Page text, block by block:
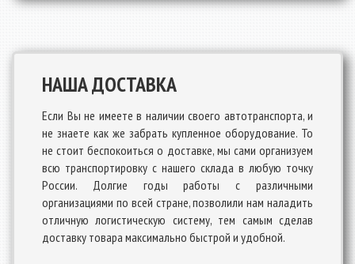
НАША ДОСТАВКА
Если Вы не имеете в наличии своего автотранспорта, и
не знаете как же забрать купленное оборудование. То
не стоит беспокоиться о доставке, мы сами организуем
всю транспортировку с нашего склада в любую точку
России. Долгие годы работы с различными
организациями по всей стране, позволили нам наладить
отличную логистическую систему, тем самым сделав
доставку товара максимально быстрой и удобной.